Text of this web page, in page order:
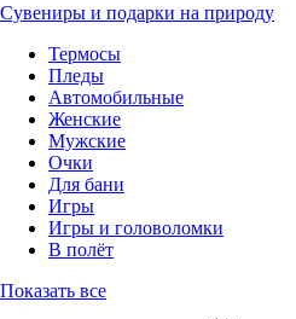
Сувениры и подарки на природу
Термосы
Пледы
Автомобильные
Женские
Мужские
Очки
Для бани
Игры
Игры и головоломки
В полёт
Показать все